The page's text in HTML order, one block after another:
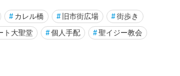
# カレル橋 # 旧市街広場 #街歩き
ト大聖堂 #個人手配 #聖イジー教会